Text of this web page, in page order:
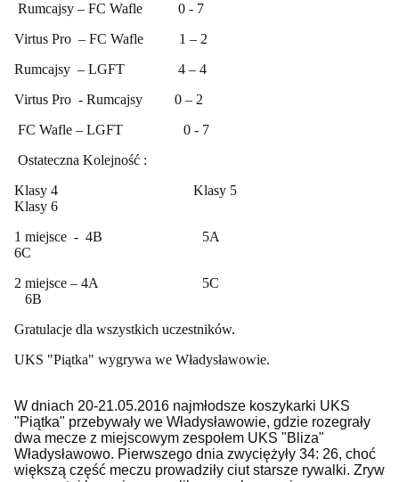
Rumcajsy – FC Wafle 0 - 7
Virtus Pro – FC Wafle 1 – 2
Rumcajsy – LGFT 4 – 4
Virtus Pro - Rumcajsy 0 – 2
FC Wafle – LGFT 0 - 7
Ostateczna Kolejność :
Klasy 4 Klasy 5
Klasy 6
1 miejsce - 4B 5A
6C
2 miejsce – 4A 5C
6B
Gratulacje dla wszystkich uczestników.
UKS "Piątka" wygrywa we Władysławowie.
W dniach 20-21.05.2016 najmłodsze koszykarki UKS
"Piątka" przebywały we Władysławowie, gdzie rozegrały
dwa mecze z miejscowym zespołem UKS "Bliza"
Władysławowo. Pierwszego dnia zwyciężyły 34: 26, choć
większą część meczu prowadziły ciut starsze rywalki. Zryw